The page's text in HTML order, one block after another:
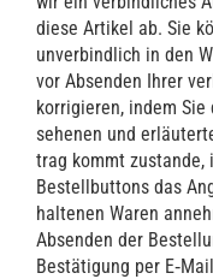
die­se Arti­kel ab. Sie
unver­bind­lich in den
vor Absen­den Ihrer
kor­ri­gie­ren, indem
se­he­nen und
trag kommt zustan­de,
Bestell­but­tons das
hal­te­nen Waren
Absen­den der
Bestä­ti­gung per